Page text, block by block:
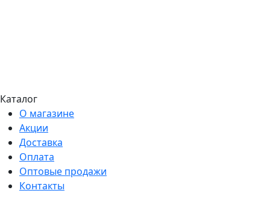
Каталог
О магазине
Акции
Доставка
Оплата
Оптовые продажи
Контакты